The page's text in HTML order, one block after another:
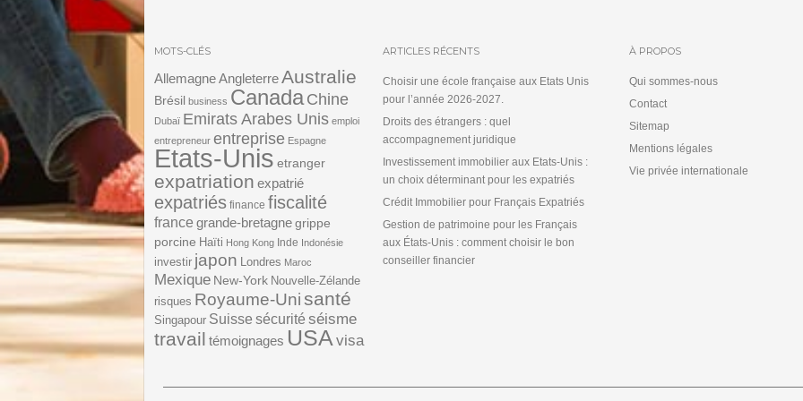
MOTS-CLÉS
AllemagneAngleterreAustralie
Brésil business CanadaChine
Dubaï Emirats Arabes Unis emploi
entrepreneur entreprise Espagne
Etats-Unis etranger
expatriation expatrié
expatriés finance fiscalité
france grande-bretagnegrippe
porcine Haïti Hong Kong Inde Indonésie
investir japon Londres Maroc
Mexique New-York Nouvelle-Zélande
risques Royaume-Unisanté
Singapour Suisse sécurité séisme
travail témoignages USA visa
ARTICLES RÉCENTS
Choisir une école française aux Etats Unis
pour l’année 2026-2027.
Droits des étrangers : quel
accompagnement juridique
Investissement immobilier aux Etats-Unis :
un choix déterminant pour les expatriés
Crédit Immobilier pour Français Expatriés
Gestion de patrimoine pour les Français
aux États-Unis : comment choisir le bon
conseiller financier
À PROPOS
Qui sommes-nous
Contact
Sitemap
Mentions légales
Vie privée internationale